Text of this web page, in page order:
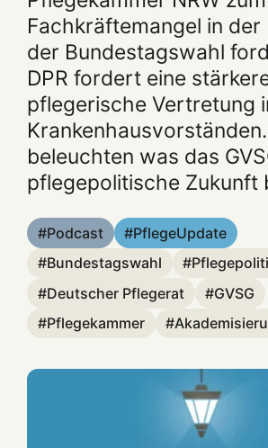
Fachkräftemangel in der
der Bundestagswahl
DPR fordert eine
pflegerische Vertretung
beleuchten was das
pflegepolitische Zukunft
Podcast
PflegeUpdate
Bundestagswahl
Deutscher Pflegerat
GVSG
Pflegekammer